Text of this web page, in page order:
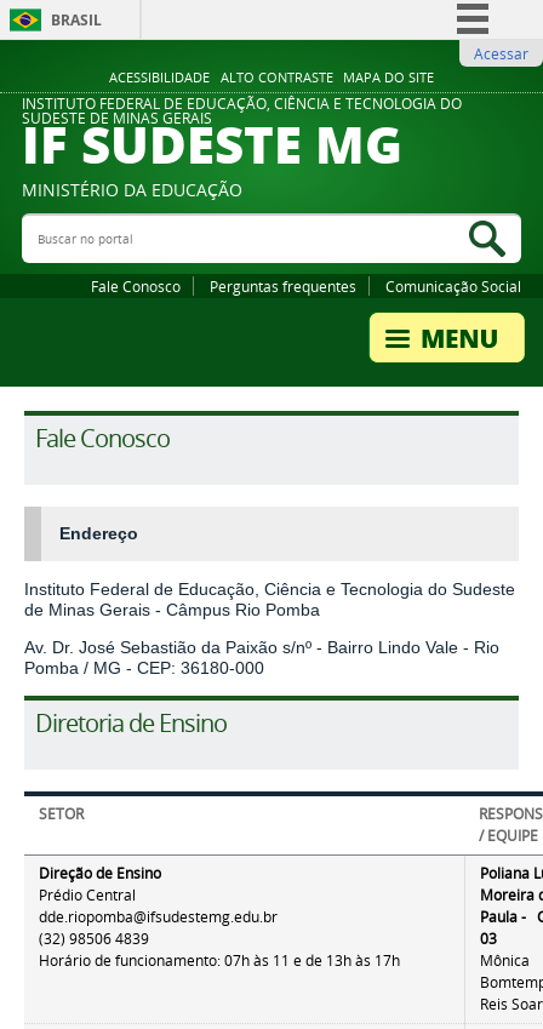
ACESSIBILIDADE ALTO CONTRASTE MAPA DO SITE
BRASIL
Comunica BR
Participe
Legislação
Acessar
INSTITUTO FEDERAL DE EDUCAÇÃO, CIÊNCIA E TECNOLOGIA DO
SUDESTE DE MINAS GERAIS
IF SUDESTE MG
MINISTÉRIO DA EDUCAÇÃO
Buscar no portal
Fale Conosco Perguntas frequentes Comunicação Social
Fale Conosco
Endereço
Instituto Federal de Educação, Ciência e Tecnologia do Sudeste
de Minas Gerais - Câmpus Rio Pomba
Av. Dr. José Sebastião da Paixão s/nº - Bairro Lindo Vale - Rio
Pomba / MG - CEP: 36180-000
Diretoria de Ensino
SETOR
/ EQUIPE
Direção de Ensino
Prédio Central
dde.riopomba@ifsudestemg.edu.br
(32) 98506 4839
Horário de funcionamento: 07h às 11 e de 13h às 17h
Poliana
Moreira
Paula -
03
Mônica
Reis